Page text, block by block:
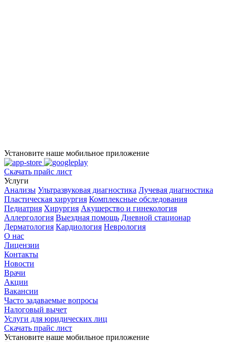
Установите наше мобильное приложение
Скачать прайс лист
Услуги
Анализы Ультразвуковая диагностика Лучевая диагностика
Пластическая хирургия Комплексные обследования
Педиатрия Хирургия Акушерство и гинекология
Аллергология Выездная помощь Дневной стационар
Дерматология Кардиология Неврология
О нас
Лицензии
Контакты
Новости
Врачи
Акции
Вакансии
Часто задаваемые вопросы
Налоговый вычет
Услуги для юридических лиц
Скачать прайс лист
Установите наше мобильное приложение